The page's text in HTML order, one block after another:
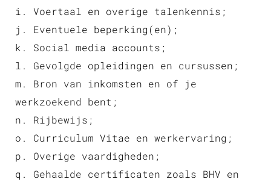
i. Voertaal en overige talenkennis;
j. Eventuele beperking(en);
k. Social media accounts;
l. Gevolgde opleidingen en cursussen;
m. Bron van inkomsten en of je
werkzoekend bent;
n. Rijbewijs;
o. Curriculum Vitae en werkervaring;
p. Overige vaardigheden;
q. Gehaalde certificaten zoals BHV en